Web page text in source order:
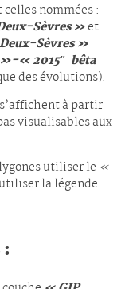
celles nommées :
Sèvres »et
Sèvres »
« 2015″ bêta
des évolutions).
s’affichent à partir
visualisables aux
utiliser le «
la légende.